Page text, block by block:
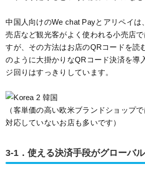
中国人向けのWe chat Payとアリペイは
売店など観光客がよく使われる小売店
すが、その方法はお店のQRコードを読
のように大掛かりなQRコード決済を導
ジ回りはすっきりしています。
（客単価の高い欧米ブランドショップ
対応していないお店も多いです）
3-1．使える決済手段がグローバ